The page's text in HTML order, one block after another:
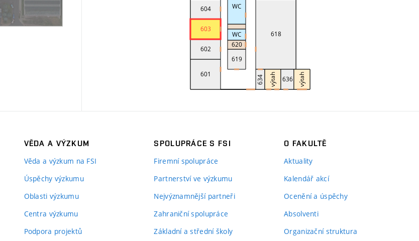
VĚDA A VÝZKUM
Věda a výzkum na FSI
Úspěchy výzkumu
Oblasti výzkumu
Centra výzkumu
Podpora projektů
SPOLUPRÁCE S FSI
Firemní spolupráce
Partnerství ve výzkumu
Nejvýznamnější partneři
Zahraniční spolupráce
Základní a střední školy
O FAKULTĚ
Aktuality
Kalendář akcí
Ocenění a úspěchy
Absolventi
Organizační struktura